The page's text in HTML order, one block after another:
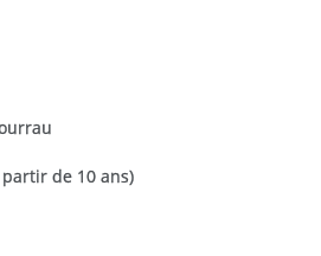
de 10 ans)